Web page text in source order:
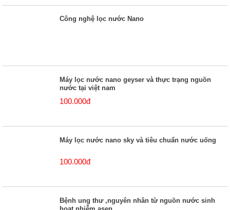
Công nghệ lọc nước Nano
Máy lọc nước nano geyser và thực trạng nguồn
nước tại việt nam
100.000đ
Máy lọc nước nano sky và tiêu chuẩn nước uống
100.000đ
Bệnh ung thư ,nguyên nhân từ nguồn nước sinh